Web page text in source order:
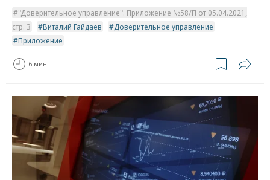
"Доверительное управление". Приложение №58/П от 05.04.2021,
стр. 3
Виталий Гайдаев
Доверительное управление
Приложение
6 мин.